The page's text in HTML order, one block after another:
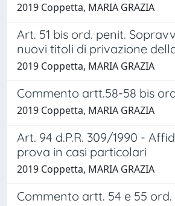
2019 Coppetta, MARIA GRAZIA
Art. 51 bis ord. penit.
nuovi titoli di privazione
2019 Coppetta, MARIA GRAZIA
Commento artt.58-58 bis
2019 Coppetta, MARIA GRAZIA
Art. 94 d.P.R. 309/1990 -
prova in casi particolari
2019 Coppetta, MARIA GRAZIA
Commento artt. 54 e 55 ord.